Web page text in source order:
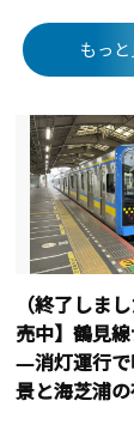
もっと
（終了しま
売中】鶴見
―消灯運行で
景と海芝浦